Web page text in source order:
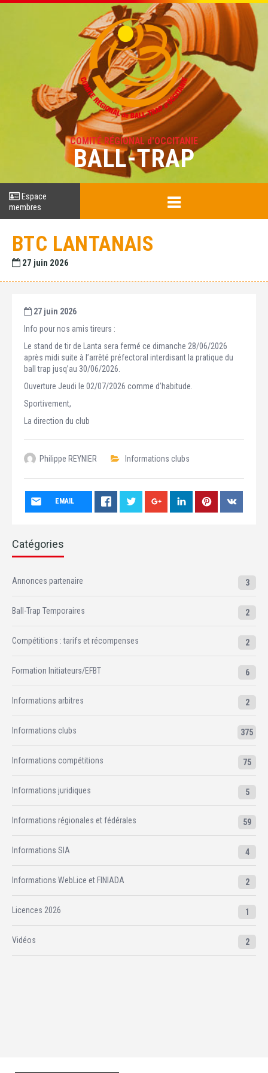
COMITÉ RÉGIONAL d'OCCITANIE
BALL-TRAP
Espace
membres
BTC LANTANAIS
27 juin 2026
27 juin 2026
Info pour nos amis tireurs :
Le stand de tir de Lanta sera fermé ce dimanche 28/06/2026
après midi suite à l’arrêté préfectoral interdisant la pratique du
ball trap jusq’au 30/06/2026.
Ouverture Jeudi le 02/07/2026 comme d’habitude.
Sportivement,
La direction du club
Philippe REYNIER Informations clubs
EMAIL
Catégories
Annonces partenaire 3
Ball-Trap Temporaires 2
Compétitions : tarifs et récompenses 2
Formation Initiateurs/EFBT 6
Informations arbitres 2
Informations clubs 375
Informations compétitions 75
Informations juridiques 5
Informations régionales et fédérales 59
Informations SIA 4
Informations WebLice et FINIADA 2
Licences 2026 1
Vidéos 2